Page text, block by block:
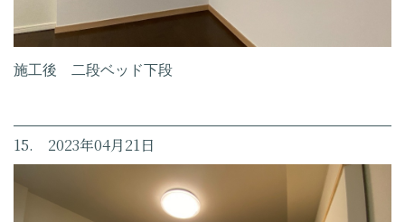
施工後 二段ベッド下段
15. 2023年04月21日